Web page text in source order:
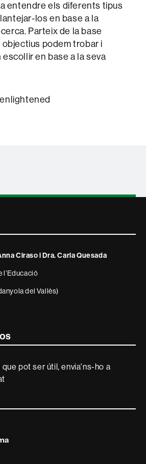
a entendre els diferents tipus
los en base a la
Parteix de la base
podem trobar i
en base a la seva
Ciraso i Dra. Carla Quesada
l’Educació
del Vallès)
pot ser útil, envia'ns-ho a